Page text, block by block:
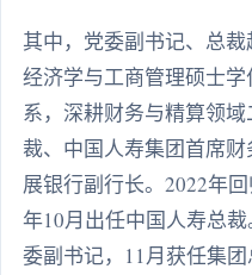
其中，党委副书记、总
经济学与工商管理硕士
系，深耕财务与精算领
裁、中国人寿集团首席
展银行副行长。2022年
年10月出任中国人寿总
委副书记，11月获任集团